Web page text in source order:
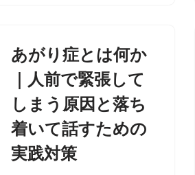
あがり症とは何か
｜人前で緊張して
しまう原因と落ち
着いて話すための
実践対策